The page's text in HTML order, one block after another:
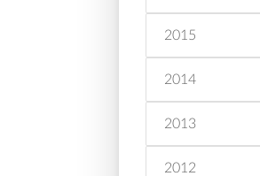
2015
2014
2013
2012